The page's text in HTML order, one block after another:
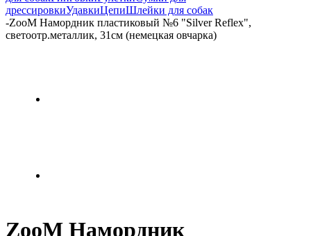
дрессировкиУдавкиЦепиШлейки для собак
-ZооM Намордник пластиковый №6 "Silver Reflex",
светоотр.металлик, 31см (немецкая овчарка)
ZооM Намордник